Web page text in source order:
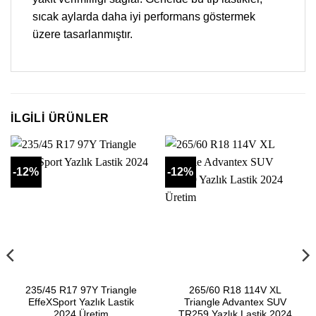
sıcak aylarda daha iyi performans göstermek
üzere tasarlanmıştır.
İLGILI ÜRÜNLER
-12%
235/45 R17 97Y Triangle
EffeXSport Yazlık Lastik
-12%
265/60 R18 114V XL
Triangle Advantex SUV